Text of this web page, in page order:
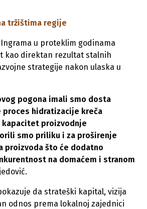
tržištima regije
u proteklim godinama
kao direktan rezultat stalnih
strategije nakon ulaska u
pogona imali smo dosta
proces hidratizacije kreča
kapacitet proizvodnje
smo priliku i za proširenje
proizvoda što će dodatno
na domaćem i stranom
da strateški kapital, vizija
odnos prema lokalnoj zajednici